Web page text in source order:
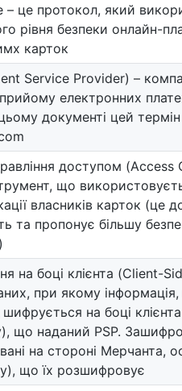
– це протокол, який
рівня безпеки онлайн-
карток
Service Provider) –
електронних
документі цей термін
доступом (Access
що
власників карток (це
та пропонує більшу
на боці клієнта (Client-
при якому
на боці
що наданий PSP.
на стороні Мерчанта,
що їх розшифровує